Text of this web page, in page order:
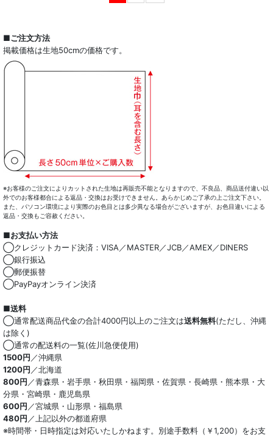
■ご注文方法
掲載価格は生地50cmの価格です。
※お客様のご注文によりカットされた生地は再販売不能となりますので、不良品、商品送付違い以
外でのお客様都合による返品・交換はお受けできません。あらかじめご了承の上ご注文下さい。
また、パソコン環境により実際のお色目とは多少異なる場合がございますが、お色目違いによる
返品・交換もご容赦ください。
■お支払い方法
◯クレジットカード決済：VISA／MASTER／JCB／AMEX／DINERS
◯銀行振込
◯郵便振替
◯PayPayオンライン決済
■送料
◯通常配送商品代金の合計4000円以上のご注文は送料無料(ただし、沖縄
は除く)
◯通常の配送料の一覧(佐川急便使用)
1500円 ／沖縄県
1200円 ／北海道
800円 ／青森県・岩手県・秋田県・福岡県・佐賀県・長崎県・熊本県・大
分県・宮崎県・鹿児島県
600円 ／宮城県・山形県・福島県
480円 ／上記以外の都道府県
※時間帯・日時指定は対応いたしかねます。別途手数料（￥1,200）をお支